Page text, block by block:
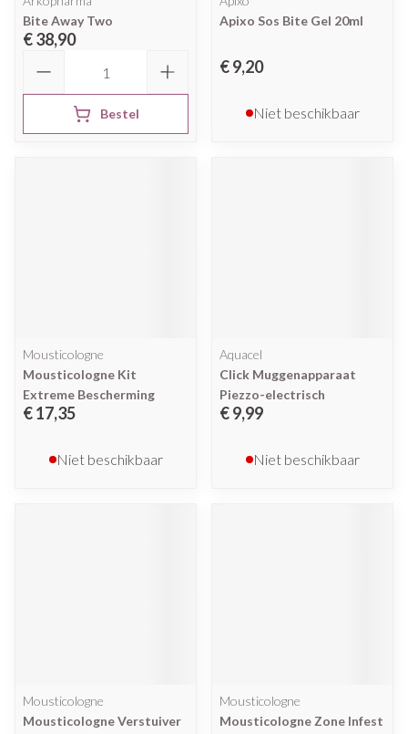
Bite Away Two
€ 38,90
Bestel
Apixo Sos Bite Gel 20ml
€ 9,20
Niet beschikbaar
Mousticologne
Mousticologne Kit
Extreme Bescherming
€ 17,35
Niet beschikbaar
Aquacel
Click Muggenapparaat
Piezzo-electrisch
€ 9,99
Niet beschikbaar
Mousticologne
Mousticologne Verstuiver
Mousticologne
Mousticologne Zone Infest